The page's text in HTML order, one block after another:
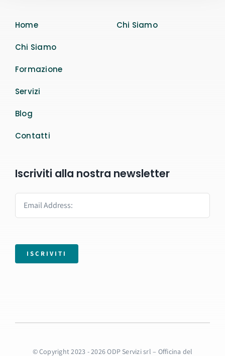
Home
Chi Siamo
Formazione
Servizi
Blog
Contatti
Chi Siamo
Iscriviti alla nostra newsletter
ISCRIVITI
© Copyright 2023 - 2026 ODP Servizi srl – Officina del